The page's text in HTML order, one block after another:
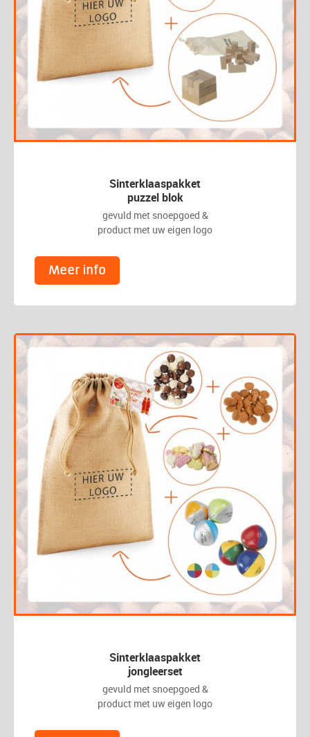
Sinterklaaspakket
puzzel blok
gevuld met snoepgoed &
product met uw eigen logo
Meer info
Sinterklaaspakket
jongleerset
gevuld met snoepgoed &
product met uw eigen logo